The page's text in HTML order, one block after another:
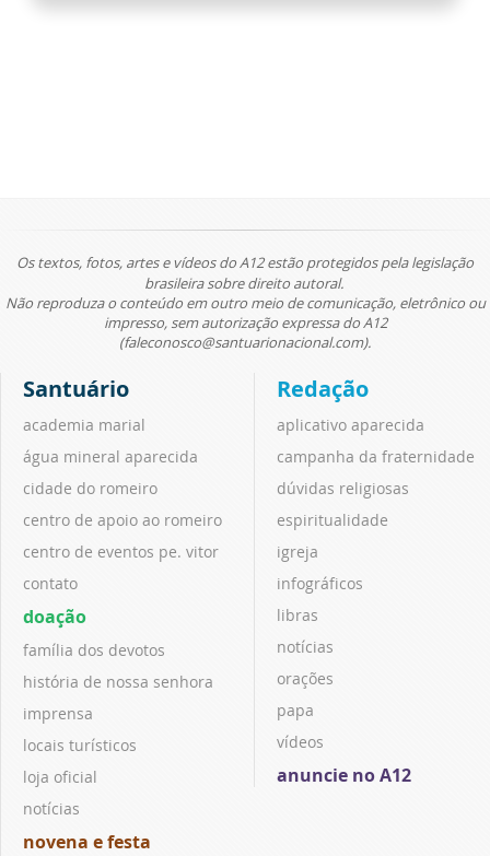
Os textos, fotos, artes e vídeos do A12 estão protegidos pela legislação
brasileira sobre direito autoral.
Não reproduza o conteúdo em outro meio de comunicação, eletrônico ou
impresso, sem autorização expressa do A12
(faleconosco@santuarionacional.com).
Santuário
academia marial
água mineral aparecida
cidade do romeiro
centro de apoio ao romeiro
centro de eventos pe. vitor
contato
doação
família dos devotos
história de nossa senhora
imprensa
locais turísticos
loja oficial
notícias
novena e festa
Redação
aplicativo aparecida
campanha da fraternidade
dúvidas religiosas
espiritualidade
igreja
infográficos
libras
notícias
orações
papa
vídeos
anuncie no A12